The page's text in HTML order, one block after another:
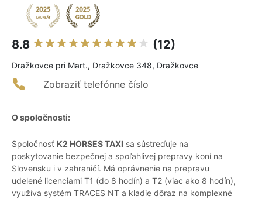
8.8 (12)
Dražkovce pri Mart., Dražkovce 348, Dražkovce
Zobraziť telefónne číslo
O spoločnosti:
Spoločnosť K2 HORSES TAXI sa sústreďuje na
poskytovanie bezpečnej a spoľahlivej prepravy koní na
Slovensku i v zahraničí. Má oprávnenie na prepravu
udelené licenciami T1 (do 8 hodín) a T2 (viac ako 8 hodín),
využíva systém TRACES NT a kladie dôraz na komplexné